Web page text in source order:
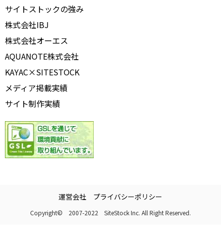
サイトストックの強み
株式会社IBJ
株式会社オーエス
AQUANOTE株式会社
KAYAC×SITESTOCK
メディア掲載実績
サイト制作実績
運営会社 プライバシーポリシー
Copyright© 2007-2022 SiteStock Inc. All Right Reserved.